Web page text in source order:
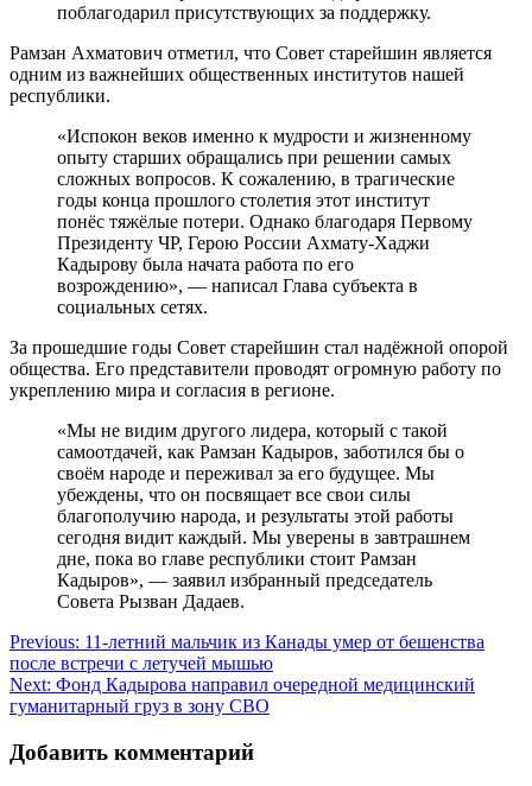
поблагодарил присутствующих за поддержку.
Рамзан Ахматович отметил, что Совет старейшин является
одним из важнейших общественных институтов нашей
республики.
«Испокон веков именно к мудрости и жизненному
опыту старших обращались при решении самых
сложных вопросов. К сожалению, в трагические
годы конца прошлого столетия этот институт
понёс тяжёлые потери. Однако благодаря Первому
Президенту ЧР, Герою России Ахмату-Хаджи
Кадырову была начата работа по его
возрождению», — написал Глава субъекта в
социальных сетях.
За прошедшие годы Совет старейшин стал надёжной опорой
общества. Его представители проводят огромную работу по
укреплению мира и согласия в регионе.
«Мы не видим другого лидера, который с такой
самоотдачей, как Рамзан Кадыров, заботился бы о
своём народе и переживал за его будущее. Мы
убеждены, что он посвящает все свои силы
благополучию народа, и результаты этой работы
сегодня видит каждый. Мы уверены в завтрашнем
дне, пока во главе республики стоит Рамзан
Кадыров», — заявил избранный председатель
Совета Рызван Дадаев.
Навигация
по
записям
Previous: 11-летний мальчик из Канады умер от бешенства
после встречи с летучей мышью
Next: Фонд Кадырова направил очередной медицинский
гуманитарный груз в зону СВО
Добавить комментарий